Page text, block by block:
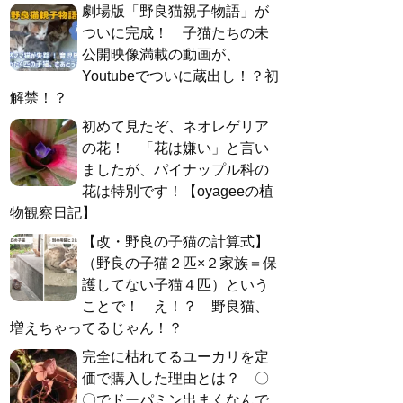
劇場版「野良猫親子物語」が
ついに完成！ 子猫たちの未
公開映像満載の動画が、
Youtubeでついに蔵出し！？初
解禁！？
初めて見たぞ、ネオレゲリア
の花！ 「花は嫌い」と言い
ましたが、パイナップル科の
花は特別です！【oyageeの植
物観察日記】
【改・野良の子猫の計算式】
（野良の子猫２匹×２家族＝保
護してない子猫４匹）という
ことで！ え！？ 野良猫、
増えちゃってるじゃん！？
完全に枯れてるユーカリを定
価で購入した理由とは？ 〇
〇でドーパミン出まくなんで